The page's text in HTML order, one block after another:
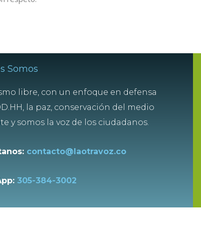
Somos
libre, con un enfoque en defensa
la paz, conservación del medio
y somos la voz de los ciudadanos.
contacto@laotravoz.co
305-384-3002